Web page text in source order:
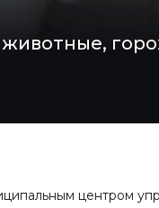
центром